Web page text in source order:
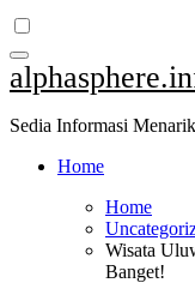
Sedia Informasi Menarik
Home
Home
Wisata
Banget!